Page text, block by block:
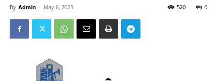
By Admin - May 6, 2023 0
520